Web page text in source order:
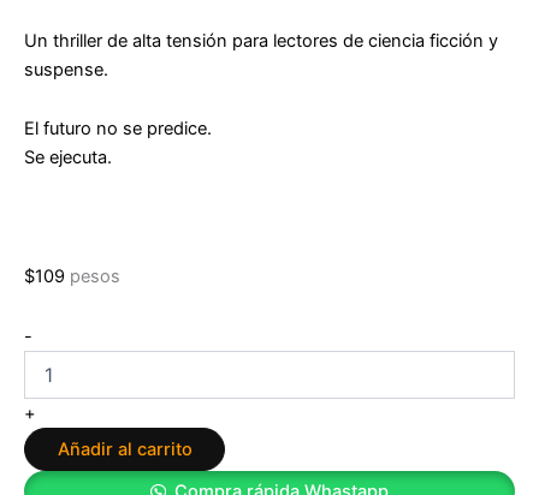
Un thriller de alta tensión para lectores de ciencia ficción y
suspense.
El futuro no se predice.
Se ejecuta.
$109 pesos
-
ascenso
de
Polaris
de
Michele
Amitrani
+
Añadir al carrito